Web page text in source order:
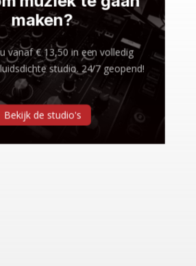
maken?
vanaf € 13,50 in een volledig
studio. 24/7 geopend!
Bekijk de studio's